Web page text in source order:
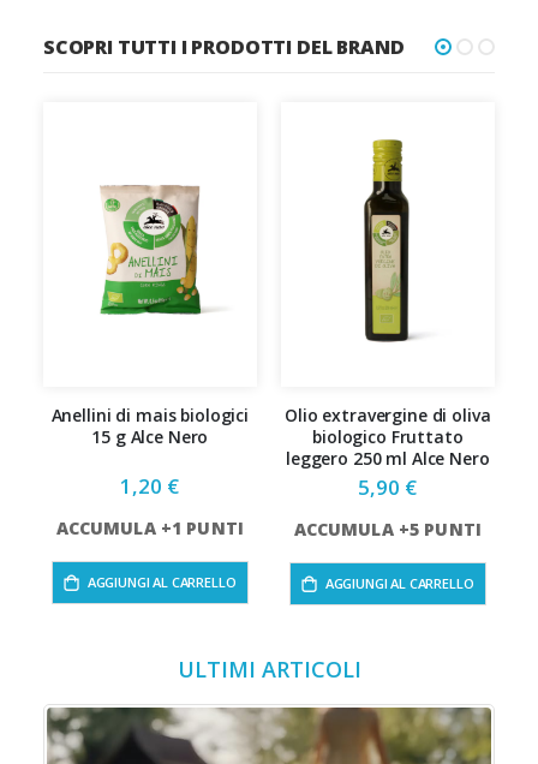
SCOPRI TUTTI I PRODOTTI DEL BRAND
Anellini di mais biologici
15 g Alce Nero
1,20 €
ACCUMULA +1 PUNTI
AGGIUNGI AL CARRELLO
Olio extravergine di oliva
biologico Fruttato
leggero 250 ml Alce Nero
5,90 €
ACCUMULA +5 PUNTI
AGGIUNGI AL CARRELLO
ULTIMI ARTICOLI